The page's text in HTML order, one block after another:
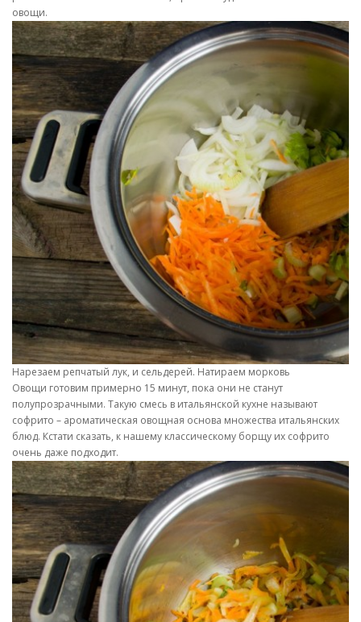
овощи.
Нарезаем репчатый лук, и сельдерей. Натираем морковь
Овощи готовим примерно 15 минут, пока они не станут
полупрозрачными. Такую смесь в итальянской кухне называют
софрито – ароматическая овощная основа множества итальянских
блюд. Кстати сказать, к нашему классическому борщу их софрито
очень даже подходит.